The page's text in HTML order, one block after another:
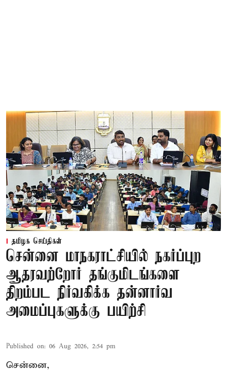
தமிழக செய்திகள்
சென்னை மாநகராட்சியில் நகர்ப்புற
ஆதரவற்றோர் தங்குமிடங்களை
திறம்பட நிர்வகிக்க தன்னார்வ
அமைப்புகளுக்கு பயிற்சி
Published on: 06 Aug 2026, 2:54 pm
சென்னை,